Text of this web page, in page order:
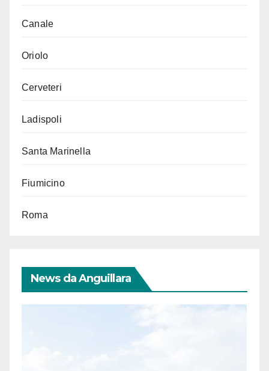
Canale
Oriolo
Cerveteri
Ladispoli
Santa Marinella
Fiumicino
Roma
News da Anguillara